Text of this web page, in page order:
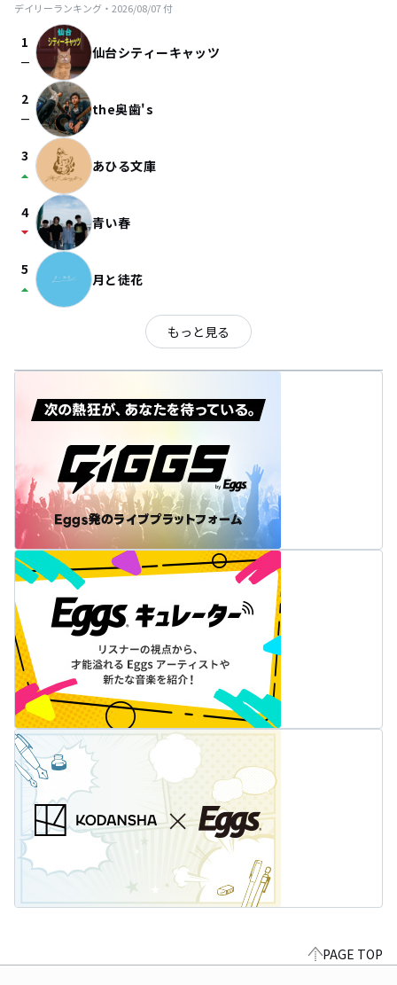
デイリーランキング・ 2026/08/07付
1
check_indeterminate_small 仙台シティーキャッツ
2
check_indeterminate_small the奥歯's
3
arrow_drop_up あひる文庫
4
arrow_drop_down 青い春
5
arrow_drop_up 月と徒花
もっと見る
PAGE TOP